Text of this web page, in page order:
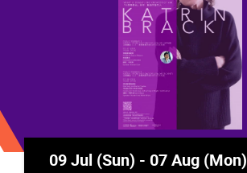
09 Jul (Sun) - 07 Aug (Mon)